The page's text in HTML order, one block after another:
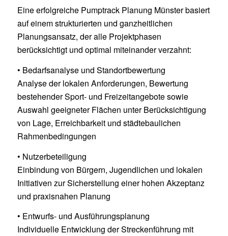
Eine erfolgreiche Pumptrack Planung Münster basiert
auf einem strukturierten und ganzheitlichen
Planungsansatz, der alle Projektphasen
berücksichtigt und optimal miteinander verzahnt:
• Bedarfsanalyse und Standortbewertung
Analyse der lokalen Anforderungen, Bewertung
bestehender Sport- und Freizeitangebote sowie
Auswahl geeigneter Flächen unter Berücksichtigung
von Lage, Erreichbarkeit und städtebaulichen
Rahmenbedingungen
• Nutzerbeteiligung
Einbindung von Bürgern, Jugendlichen und lokalen
Initiativen zur Sicherstellung einer hohen Akzeptanz
und praxisnahen Planung
• Entwurfs- und Ausführungsplanung
Individuelle Entwicklung der Streckenführung mit